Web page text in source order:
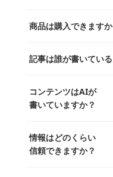
ってもらうニュースサ
を中心に行われており
商品は購入できますか
「perfectworld.shop」
があり、そこからジャ
記事は誰が書いてい
ています。記事内の
ずつ心を込めて自分た
ッズを収集し、月に
長KOSが全記事を監修し
コンテンツはAIが
書いていますか？
書いています。AIは使
認を行い、手動で更新
情報はどのくらい
信頼できますか？